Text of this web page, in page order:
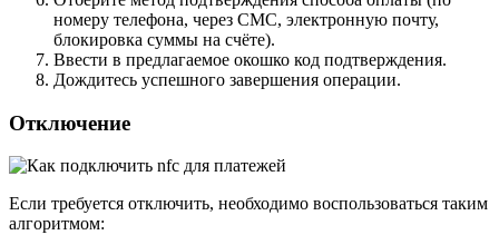
номеру телефона, через СМС, электронную почту,
блокировка суммы на счёте).
Ввести в предлагаемое окошко код подтверждения.
Дождитесь успешного завершения операции.
Отключение
Если требуется отключить, необходимо воспользоваться таким
алгоритмом: